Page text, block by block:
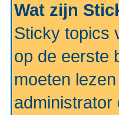
Wat zijn
Sticky topics
op de eerste
moeten
administrator